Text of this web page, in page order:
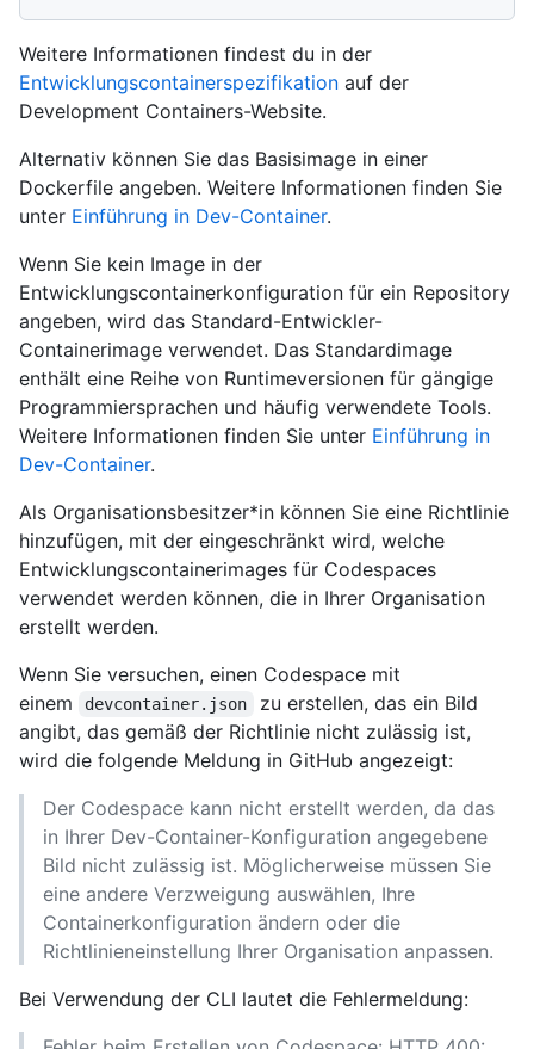
Weitere Informationen findest du in der
Entwicklungscontainerspezifikation auf der
Development Containers-Website.
Alternativ können Sie das Basisimage in einer
Dockerfile angeben. Weitere Informationen finden Sie
unter Einführung in Dev-Container.
Wenn Sie kein Image in der
Entwicklungscontainerkonfiguration für ein Repository
angeben, wird das Standard-Entwickler-
Containerimage verwendet. Das Standardimage
enthält eine Reihe von Runtimeversionen für gängige
Programmiersprachen und häufig verwendete Tools.
Weitere Informationen finden Sie unter Einführung in
Dev-Container.
Als Organisationsbesitzer*in können Sie eine Richtlinie
hinzufügen, mit der eingeschränkt wird, welche
Entwicklungscontainerimages für Codespaces
verwendet werden können, die in Ihrer Organisation
erstellt werden.
Wenn Sie versuchen, einen Codespace mit
einem
devcontainer.json
zu erstellen, das ein Bild
angibt, das gemäß der Richtlinie nicht zulässig ist,
wird die folgende Meldung in GitHub angezeigt:
Der Codespace kann nicht erstellt werden, da das
in Ihrer Dev-Container-Konfiguration angegebene
Bild nicht zulässig ist. Möglicherweise müssen Sie
eine andere Verzweigung auswählen, Ihre
Containerkonfiguration ändern oder die
Richtlinieneinstellung Ihrer Organisation anpassen.
Bei Verwendung der CLI lautet die Fehlermeldung: